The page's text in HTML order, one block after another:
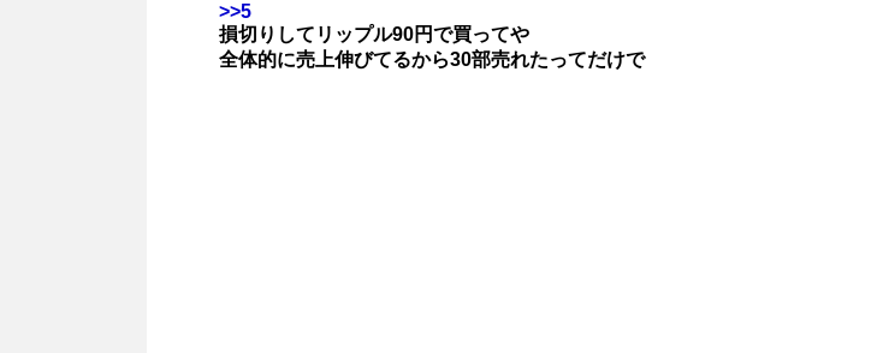
>>5
損切りしてリップル90円で買ってや
全体的に売上伸びてるから30部売れたってだけで